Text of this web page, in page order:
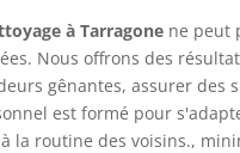
à Tarragonene peut
Nous offrons des
gênantes, assurer des
est formé pour
la routine des voisins.,